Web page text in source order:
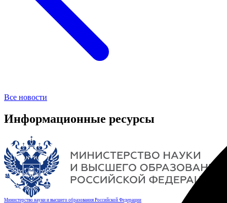
Все новости
Информационные ресурсы
Министерство науки и высшего образования Российской Федерации